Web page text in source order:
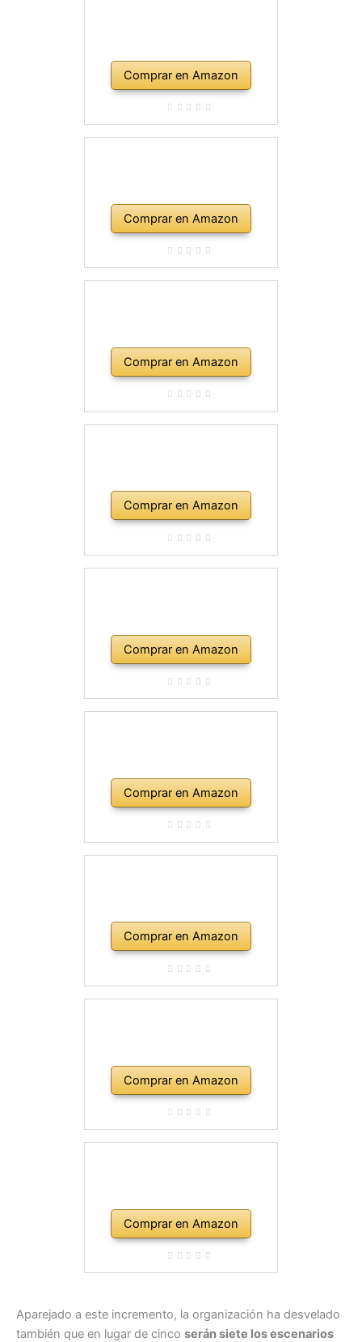
Comprar en Amazon
Comprar en Amazon
Comprar en Amazon
Comprar en Amazon
Comprar en Amazon
Comprar en Amazon
Comprar en Amazon
Comprar en Amazon
Comprar en Amazon
Aparejado a este incremento, la organización ha desvelado
también que en lugar de cinco serán siete los escenarios